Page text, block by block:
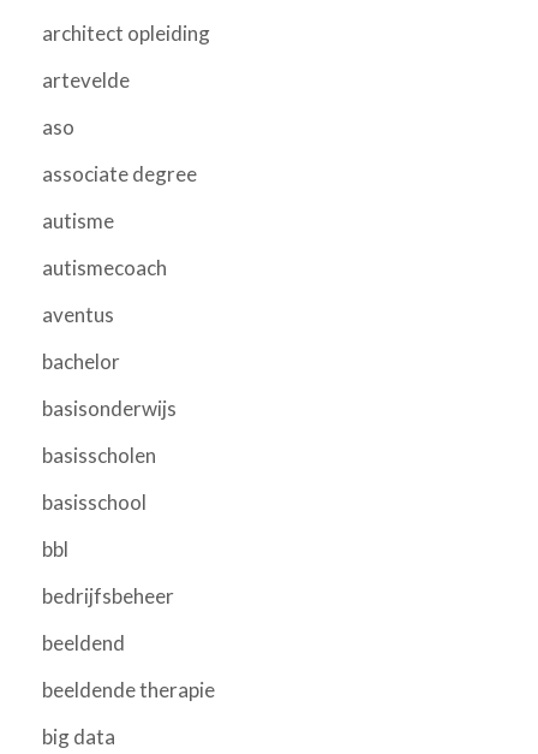
architect opleiding
artevelde
aso
associate degree
autisme
autismecoach
aventus
bachelor
basisonderwijs
basisscholen
basisschool
bbl
bedrijfsbeheer
beeldend
beeldende therapie
big data